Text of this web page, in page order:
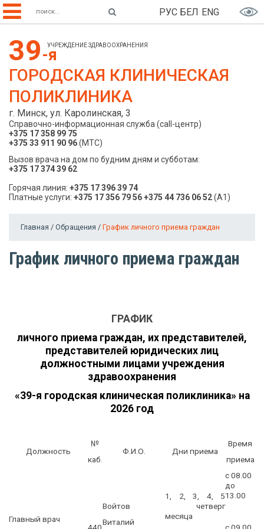
РУС БЕЛ ENG
39-я
УЧРЕЖДЕНИЕ ЗДРАВООХРАНЕНИЯ
ГОРОДСКАЯ КЛИНИЧЕСКАЯ
ПОЛИКЛИНИКА
г. Минск, ул. Каролинская, 3
Справочно-информационная служба (call-центр)
+375 17 358 99 75
+375 33 911 90 96(МТС)
Вызов врача на дом по будним дням и субботам:
+375 17 374 39 62
Горячая линия: +375 17 396 39 74
Платные услуги: +375 17 356 79 56+375 44 736 06 52(A1)
Главная / Обращения / График личного приема граждан
График личного приема граждан
ГРАФИК
личного приема граждан, их представителей,
представителей юридических лиц
должностными лицами учреждения
здравоохранения
«39-я городская клиническая поликлиника» на
2026 год
Должность
№
каб.
Ф.И.О. Дни приема
Время
приема
Главный врач
Войтов
Виталий
1, 2, 3, 4, 5
четверг
месяца
с 08.00
до
13.00